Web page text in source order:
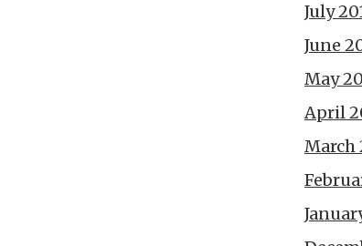
July
June
May
April
March